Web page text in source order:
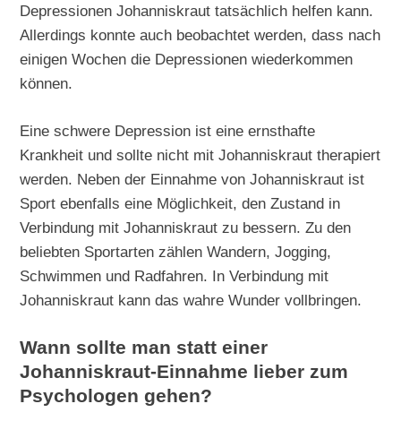
Depressionen Johanniskraut tatsächlich helfen kann.
Allerdings konnte auch beobachtet werden, dass nach
einigen Wochen die Depressionen wiederkommen
können.
Eine schwere Depression ist eine ernsthafte
Krankheit und sollte nicht mit Johanniskraut therapiert
werden. Neben der Einnahme von Johanniskraut ist
Sport ebenfalls eine Möglichkeit, den Zustand in
Verbindung mit Johanniskraut zu bessern. Zu den
beliebten Sportarten zählen Wandern, Jogging,
Schwimmen und Radfahren. In Verbindung mit
Johanniskraut kann das wahre Wunder vollbringen.
Wann sollte man statt einer
Johanniskraut-Einnahme lieber zum
Psychologen gehen?